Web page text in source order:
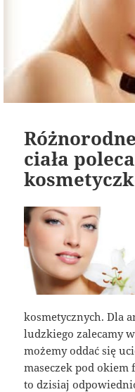
ciała
kosmetycznych. Dla
ludzkiego zalecamy
możemy oddać się
maseczek pod okiem
to dzisiaj